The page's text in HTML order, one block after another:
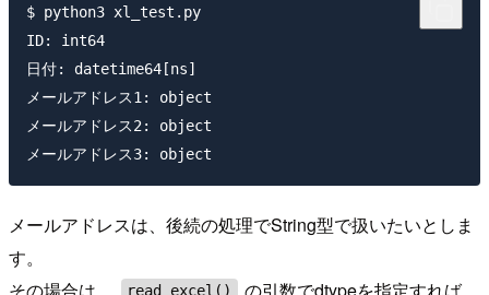
$ python3 xl_test.py
ID: int64
日付: datetime64[ns]
メールアドレス1: object
メールアドレス2: object
メールアドレスは、後続の処理でString型で扱いたいとしま
す。
その場合は、
read_excel()
の引数でdtypeを指定すれば